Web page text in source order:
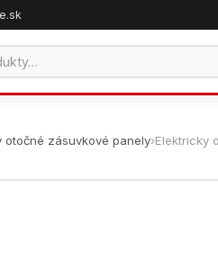
otočné zásuvkové panely›Elektricky